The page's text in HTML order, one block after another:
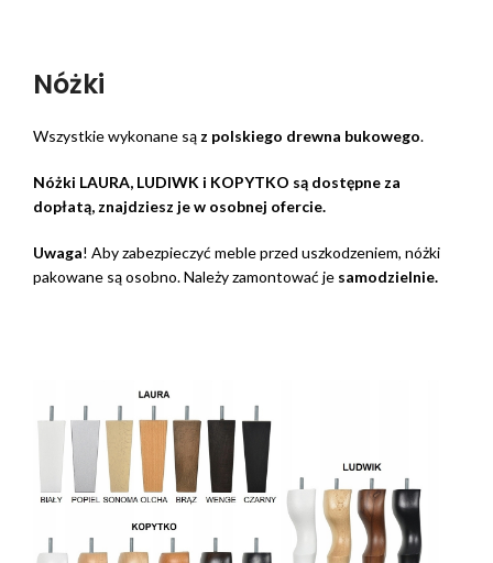
Nóżki
Wszystkie wykonane są z polskiego drewna bukowego.
Nóżki LAURA, LUDIWK i KOPYTKO są dostępne za
dopłatą, znajdziesz je w osobnej ofercie.
Uwaga! Aby zabezpieczyć meble przed uszkodzeniem, nóżki
pakowane są osobno. Należy zamontować je samodzielnie.